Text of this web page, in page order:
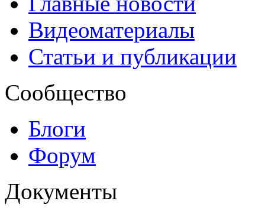
Видеоматериалы
Статьи и публикации
Сообщество
Блоги
Форум
Документы